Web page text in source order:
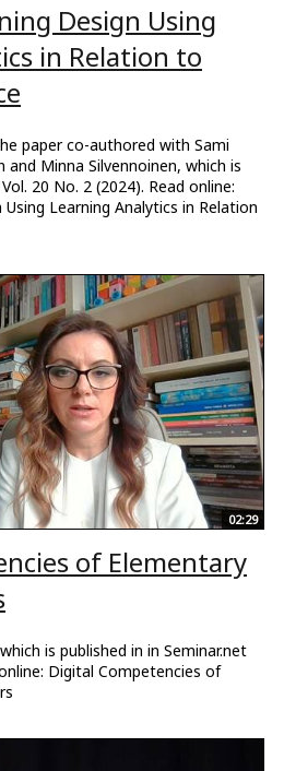
Design Using
in Relation to
paper co-authored with Sami
Minna Silvennoinen, which is
20 No. 2 (2024). Read online:
Learning Analytics in Relation
02:29
of Elementary
is published in in Seminar.net
Digital Competencies of